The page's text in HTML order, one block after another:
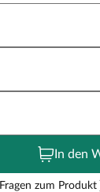
In den
Fragen zum Produkt